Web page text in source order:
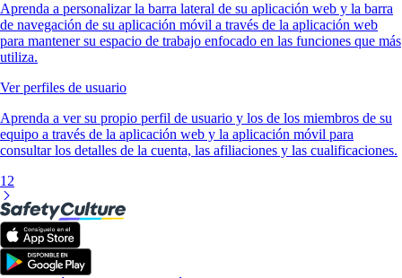
Aprenda a personalizar la barra lateral de su aplicación web y la barra
de navegación de su aplicación móvil a través de la aplicación web
para mantener su espacio de trabajo enfocado en las funciones que más
utiliza.
Ver perfiles de usuario
Aprenda a ver su propio perfil de usuario y los de los miembros de su
equipo a través de la aplicación web y la aplicación móvil para
consultar los detalles de la cuenta, las afiliaciones y las cualificaciones.
1 2